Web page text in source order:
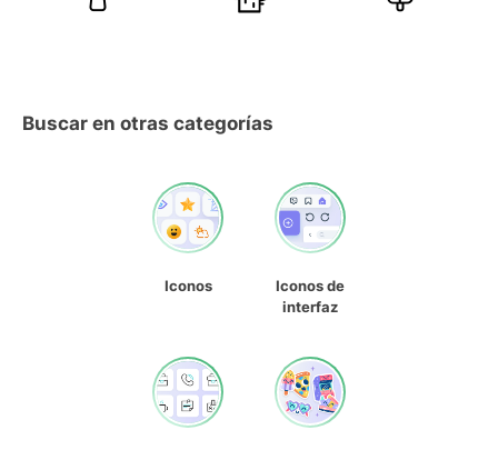
Buscar en otras categorías
Iconos
Iconos de
interfaz